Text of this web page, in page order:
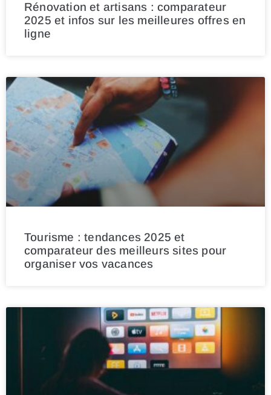
Rénovation et artisans : comparateur
2025 et infos sur les meilleures offres en
ligne
Tourisme : tendances 2025 et
comparateur des meilleurs sites pour
organiser vos vacances